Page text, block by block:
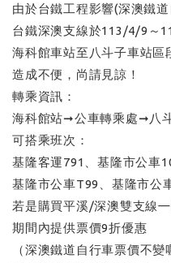
由於台鐵工程影響(深澳鐵
台鐵深澳支線於113/4/9～
海科館車站至八斗子車站區
造成不便，尚請見諒！
轉乘資訊：
海科館站➞公車轉乘處➞八
可搭乘班次：
基隆客運791、基隆市公車
基隆市公車T99、基隆市公
若是購買平溪/深澳雙支線
期間內提供票價9折優惠
（深澳鐵道自行車票價不變